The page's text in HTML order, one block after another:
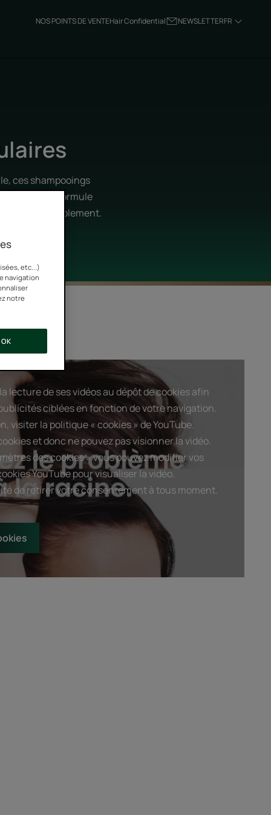
NOS POINTS DE VENTEHair Confidential NEWSLETTERFR
ces shampooings
à leur formule
durablement.
lecture de ses vidéos au dépôt de cookies afin
ciblées en fonction de votre navigation.
visiter la politique « cookies » de YouTube.
et donc ne pouvez pas visionner la vidéo.
des cookies » vous pouvez modifier vos
YouTube pour visualiser la vidéo.
de retirer votre consentement à tous moment.
etc...)
navigation
notre
OK